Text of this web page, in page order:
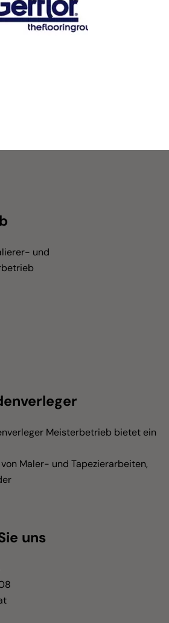
und
Meisterbetrieb bietet ein
Maler- und Tapezierarbeiten,
uns